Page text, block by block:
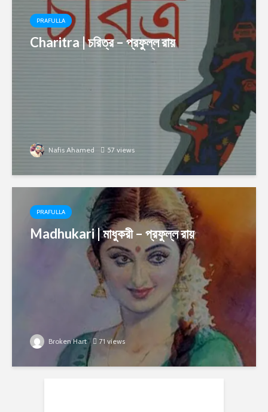
PRAFULLA
Charitra | চরিত্র – প্রফুল্ল রায়
Nafis Ahamed 57 views
PRAFULLA
Madhukari | মাধুকরী – প্রফুল্ল রায়
Broken Hart 71 views